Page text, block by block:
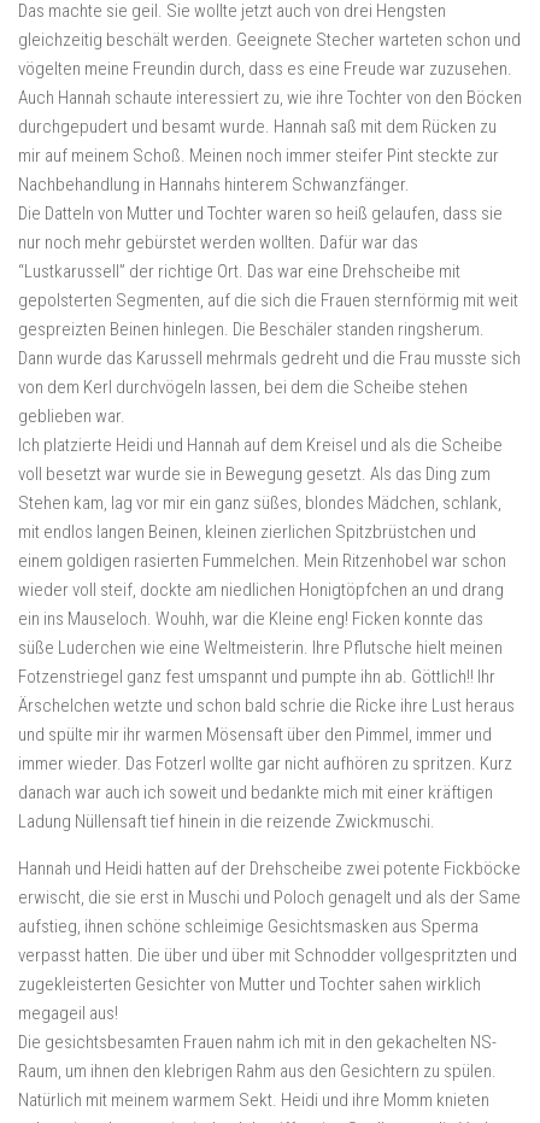
Das machte sie geil. Sie wollte jetzt auch von drei Hengsten
gleichzeitig beschält werden. Geeignete Stecher warteten schon und
vögelten meine Freundin durch, dass es eine Freude war zuzusehen.
Auch Hannah schaute interessiert zu, wie ihre Tochter von den Böcken
durchgepudert und besamt wurde. Hannah saß mit dem Rücken zu
mir auf meinem Schoß. Meinen noch immer steifer Pint steckte zur
Nachbehandlung in Hannahs hinterem Schwanzfänger.
Die Datteln von Mutter und Tochter waren so heiß gelaufen, dass sie
nur noch mehr gebürstet werden wollten. Dafür war das
“Lustkarussell” der richtige Ort. Das war eine Drehscheibe mit
gepolsterten Segmenten, auf die sich die Frauen sternförmig mit weit
gespreizten Beinen hinlegen. Die Beschäler standen ringsherum.
Dann wurde das Karussell mehrmals gedreht und die Frau musste sich
von dem Kerl durchvögeln lassen, bei dem die Scheibe stehen
geblieben war.
Ich platzierte Heidi und Hannah auf dem Kreisel und als die Scheibe
voll besetzt war wurde sie in Bewegung gesetzt. Als das Ding zum
Stehen kam, lag vor mir ein ganz süßes, blondes Mädchen, schlank,
mit endlos langen Beinen, kleinen zierlichen Spitzbrüstchen und
einem goldigen rasierten Fummelchen. Mein Ritzenhobel war schon
wieder voll steif, dockte am niedlichen Honigtöpfchen an und drang
ein ins Mauseloch. Wouhh, war die Kleine eng! Ficken konnte das
süße Luderchen wie eine Weltmeisterin. Ihre Pflutsche hielt meinen
Fotzenstriegel ganz fest umspannt und pumpte ihn ab. Göttlich!! Ihr
Ärschelchen wetzte und schon bald schrie die Ricke ihre Lust heraus
und spülte mir ihr warmen Mösensaft über den Pimmel, immer und
immer wieder. Das Fotzerl wollte gar nicht aufhören zu spritzen. Kurz
danach war auch ich soweit und bedankte mich mit einer kräftigen
Ladung Nüllensaft tief hinein in die reizende Zwickmuschi.
Hannah und Heidi hatten auf der Drehscheibe zwei potente Fickböcke
erwischt, die sie erst in Muschi und Poloch genagelt und als der Same
aufstieg, ihnen schöne schleimige Gesichtsmasken aus Sperma
verpasst hatten. Die über und über mit Schnodder vollgespritzten und
zugekleisterten Gesichter von Mutter und Tochter sahen wirklich
megageil aus!
Die gesichtsbesamten Frauen nahm ich mit in den gekachelten NS-
Raum, um ihnen den klebrigen Rahm aus den Gesichtern zu spülen.
Natürlich mit meinem warmem Sekt. Heidi und ihre Momm knieten